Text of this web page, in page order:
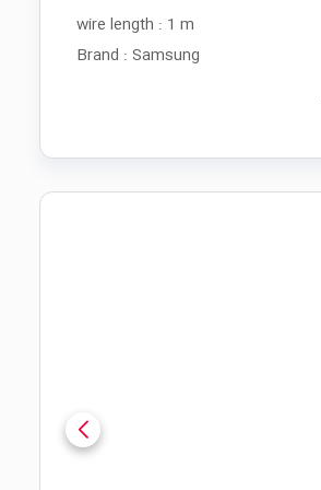
wire length : 1 m
Brand : Samsung